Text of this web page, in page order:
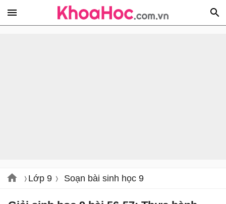
Lớp 9 Soạn bài sinh học 9